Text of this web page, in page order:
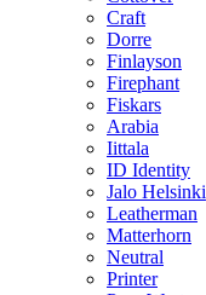
Craft
Dorre
Finlayson
Firephant
Fiskars
Arabia
Iittala
ID Identity
Jalo Helsinki
Leatherman
Matterhorn
Neutral
Printer